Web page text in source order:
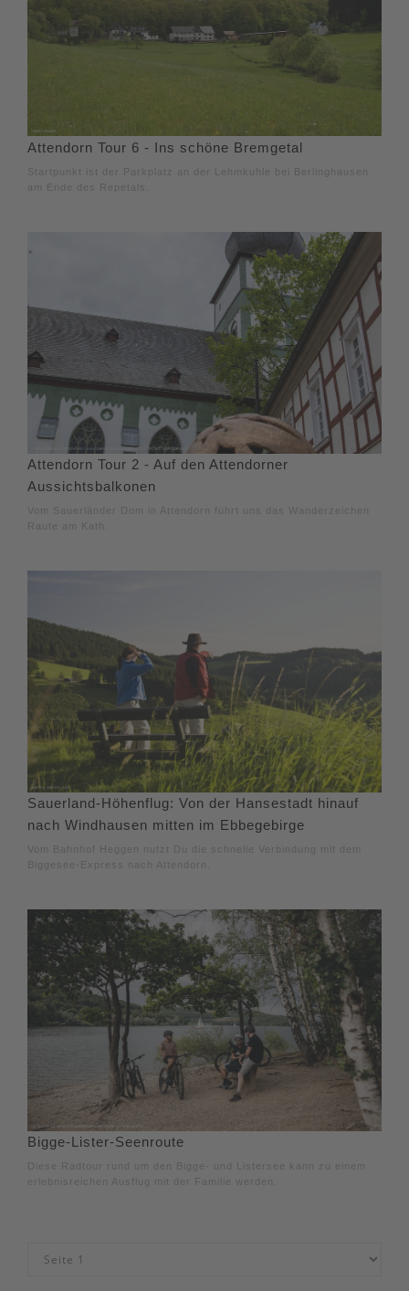
Attendorn Tour 6 - Ins schöne Bremgetal
Startpunkt ist der Parkplatz an der Lehmkuhle bei Berlinghausen
am Ende des Repetals.
Attendorn Tour 2 - Auf den Attendorner
Aussichtsbalkonen
Vom Sauerländer Dom in Attendorn führt uns das Wanderzeichen
Raute am Kath.
Sauerland-Höhenflug: Von der Hansestadt hinauf
nach Windhausen mitten im Ebbegebirge
Vom Bahnhof Heggen nutzt Du die schnelle Verbindung mit dem
Biggesee-Express nach Attendorn.
Bigge-Lister-Seenroute
Diese Radtour rund um den Bigge- und Listersee kann zu einem
erlebnisreichen Ausflug mit der Familie werden.